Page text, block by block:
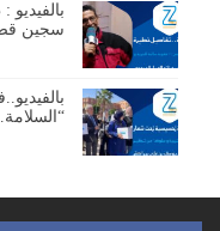
سجين قضى